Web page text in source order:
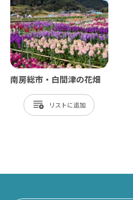
南房総市・白間津の花畑
リスト